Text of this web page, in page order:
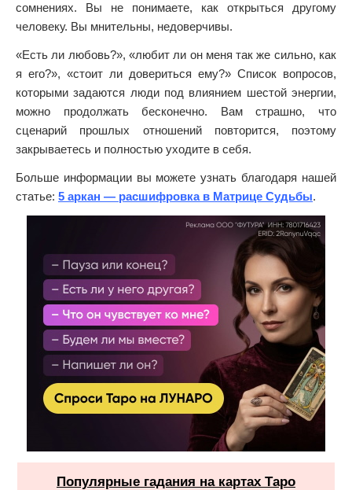
сомнениях. Вы не понимаете, как открыться другому
человеку. Вы мнительны, недоверчивы.
«Есть ли любовь?», «любит ли он меня так же сильно, как
я его?», «стоит ли довериться ему?» Список вопросов,
которыми задаются люди под влиянием шестой энергии,
можно продолжать бесконечно. Вам страшно, что
сценарий прошлых отношений повторится, поэтому
закрываетесь и полностью уходите в себя.
Больше информации вы можете узнать благодаря нашей
статье: 5 аркан — расшифровка в Матрице Судьбы.
Популярные гадания на картах Таро